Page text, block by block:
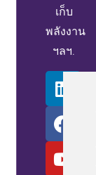
เก็บ
พลังงาน
ฯลฯ.